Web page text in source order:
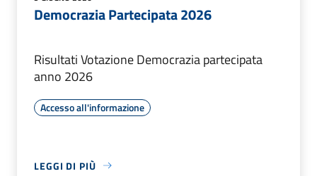
Democrazia Partecipata 2026
Risultati Votazione Democrazia partecipata
anno 2026
Accesso all'informazione
LEGGI DI PIÙ